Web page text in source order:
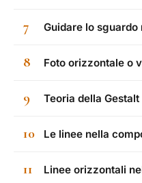
7 Guidare lo
8 Foto orizzontale o
9 Teoria della
10 Le linee nella
11 Linee orizzontali